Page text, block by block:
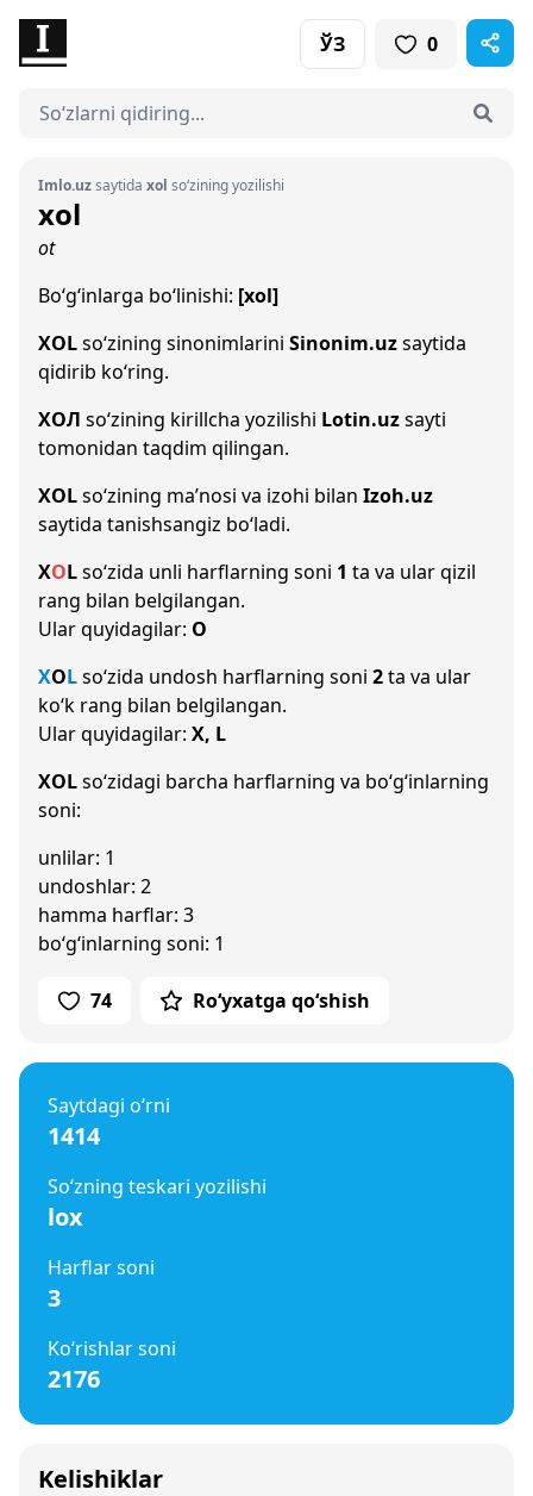
ЎЗ 0
Imlo.uzsaytida xol so‘zining yozilishi
xol
ot
Bo‘g‘inlarga bo‘linishi: [xol]
XOLso‘zining sinonimlarini Sinonim.uzsaytida
qidirib ko‘ring.
ХОЛ so‘zining kirillcha yozilishi Lotin.uzsayti
tomonidan taqdim qilingan.
XOLso‘zining ma’nosi va izohi bilan Izoh.uz
saytida tanishsangiz bo‘ladi.
XOLso‘zida unli harflarning soni 1 ta va ular qizil
rang bilan belgilangan.
Ular quyidagilar: O
XOLso‘zida undosh harflarning soni 2ta va ular
ko‘k rang bilan belgilangan.
Ular quyidagilar: X, L
XOLso‘zidagi barcha harflarning va bo‘g‘inlarning
soni:
unlilar: 1
undoshlar: 2
hamma harflar: 3
bo‘g‘inlarning soni: 1
74 Ro‘yxatga qo‘shish
Saytdagi o‘rni
1414
So‘zning teskari yozilishi
lox
Harflar soni
3
Ko‘rishlar soni
2176
Kelishiklar